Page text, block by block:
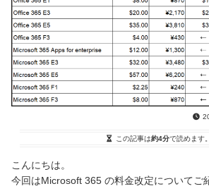
この記事は約4分で読めます。
こんにちは。
今回はMicrosoft 365 の料金改定についてご